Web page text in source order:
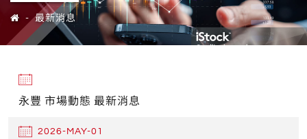
最新消息
永豐 市場動態 最新消息
2026-MAY-01